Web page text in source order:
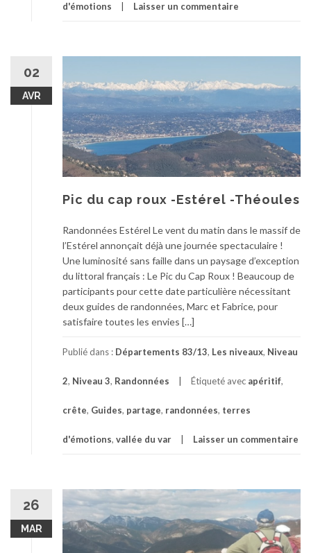
d'émotions Laisser un commentaire
02
AVR
Pic du cap roux -Estérel -Théoules
Randonnées Estérel Le vent du matin dans le massif de
l’Estérel annonçait déjà une journée spectaculaire !
Une luminosité sans faille dans un paysage d’exception
du littoral français : Le Pic du Cap Roux ! Beaucoup de
participants pour cette date particulière nécessitant
deux guides de randonnées, Marc et Fabrice, pour
satisfaire toutes les envies […]
Publié dans : Départements 83/13, Les niveaux, Niveau
2, Niveau 3, Randonnées Étiqueté avec apéritif,
crête, Guides, partage, randonnées, terres
d'émotions, vallée du var Laisser un commentaire
26
MAR